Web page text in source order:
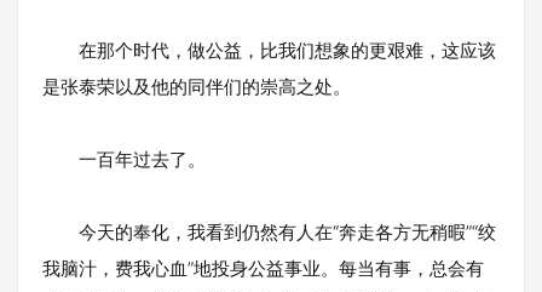
在那个时代，做公益，比我们想象的更艰难，这应该
是张泰荣以及他的同伴们的崇高之处。
一百年过去了。
今天的奉化，我看到仍然有人在“奔走各方无稍暇”“绞
我脑汁，费我心血”地投身公益事业。每当有事，总会有